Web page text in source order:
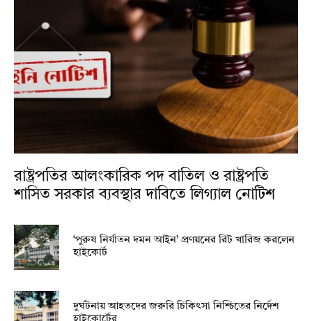
রাষ্ট্রপতির আলংকারিক পদ বাতিল ও রাষ্ট্রপতি
শাসিত সরকার ব্যবস্থার দাবিতে লিগ্যাল নোটিশ
‘পুরুষ নির্যাতন দমন আইন’ প্রণয়নের রিট খারিজ করলেন
হাইকোর্ট
দুর্ঘটনায় আহতদের জরুরি চিকিৎসা নিশ্চিতের নির্দেশ